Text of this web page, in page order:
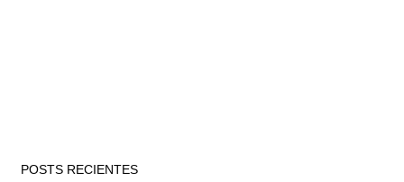
POSTS RECIENTES